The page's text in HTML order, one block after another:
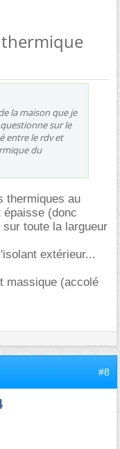
thermique
la maison que je
sur le
entre le rdv et
du
thermiques au
épaisse (donc
toute la largueur
extérieur...
massique (accolé
#8